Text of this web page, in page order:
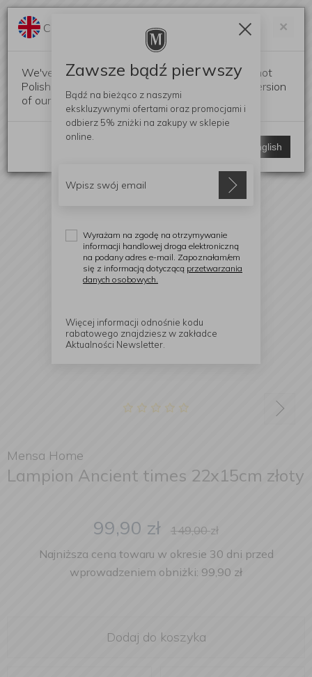
Mensa Home
Lampion Ancient times 22x15cm złoty
99,90 zł 149,00zł
Najniższa cena towaru w okresie 30 dni przed
wprowadzeniem obniżki: 99,90 zł
Dodaj do koszyka
×
Change language?
We've detected that your browser language is not
Polish. Would you like to switch to the English version
of our website?
Switch to English
Zawsze bądź pierwszy
Bądź na bieżąco z naszymi
ekskluzywnymi ofertami oraz promocjami i
odbierz 5% zniżki na zakupy w sklepie
online.
Wyrażam na zgodę na otrzymywanie
informacji handlowej droga elektroniczną
na podany adres e-mail. Zapoznałam/em
się z informacją dotyczącą przetwarzania
danych osobowych.
Więcej informacji odnośnie kodu
rabatowego znajdziesz w zakładce
Aktualności Newsletter.